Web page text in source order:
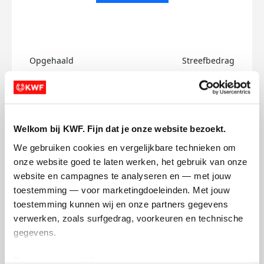
Welkom bij KWF. Fijn dat je onze website bezoekt.
We gebruiken cookies en vergelijkbare technieken om
onze website goed te laten werken, het gebruik van onze
website en campagnes te analyseren en — met jouw
toestemming — voor marketingdoeleinden. Met jouw
toestemming kunnen wij en onze partners gegevens
verwerken, zoals surfgedrag, voorkeuren en technische
gegevens.
Opgehaald Streefbedrag
Noa's badges